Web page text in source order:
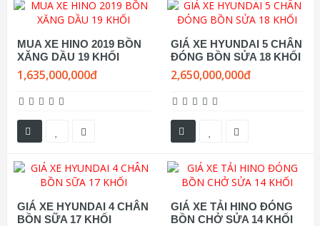
MUA XE HINO 2019 BỒN
XĂNG DẦU 19 KHỐI
1,635,000,000đ
GIÁ XE HYUNDAI 5 CHÂN
ĐÓNG BỒN SỬA 18 KHỐI
2,650,000,000đ
GIÁ XE HYUNDAI 4 CHÂN
BỒN SỮA 17 KHỐI
GIÁ XE TẢI HINO ĐÓNG
BỒN CHỞ SỬA 14 KHỐI